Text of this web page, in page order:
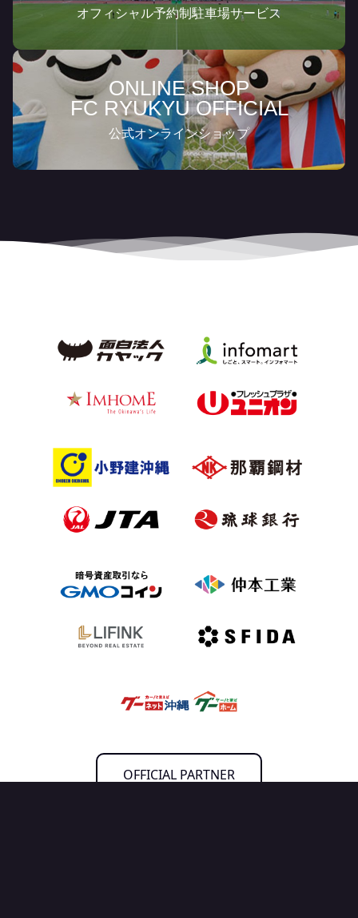
オフィシャル予約制駐車場サービス
ONLINE SHOP
FC RYUKYU OFFICIAL
公式オンラインショップ
OFFICIAL PARTNER